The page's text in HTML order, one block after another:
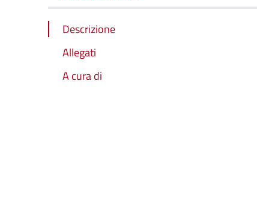
Descrizione
Allegati
A cura di